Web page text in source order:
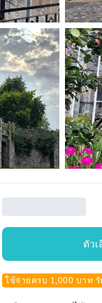
ตัวเ
ใช้จ่ายครบ 1,000 บาท